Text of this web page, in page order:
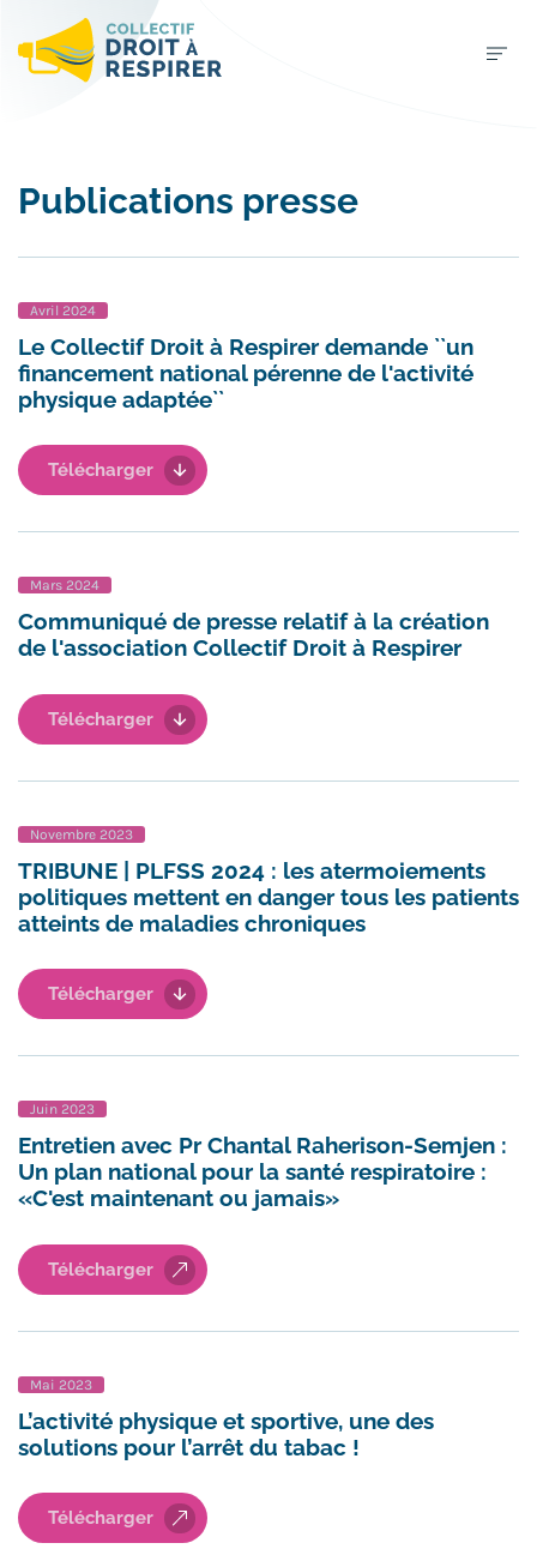
Publications presse
Avril 2024
Le Collectif Droit à Respirer demande ``un
financement national pérenne de l'activité
physique adaptée``
Télécharger
Mars 2024
Communiqué de presse relatif à la création
de l'association Collectif Droit à Respirer
Télécharger
Novembre 2023
TRIBUNE | PLFSS 2024 : les atermoiements
politiques mettent en danger tous les patients
atteints de maladies chroniques
Télécharger
Juin 2023
Entretien avec Pr Chantal Raherison-Semjen :
Un plan national pour la santé respiratoire :
«C'est maintenant ou jamais»
Télécharger
Mai 2023
L’activité physique et sportive, une des
solutions pour l’arrêt du tabac !
Télécharger